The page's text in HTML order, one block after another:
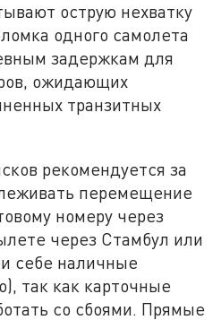
острую нехватку
одного самолета
задержкам для
ожидающих
транзитных
рекомендуется за
перемещение
номеру через
через Стамбул или
себе наличные
так как карточные
со сбоями. Прямые